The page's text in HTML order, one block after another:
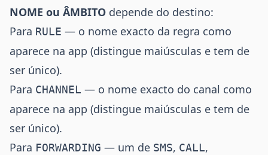
NOME ou ÂMBITO depende do destino:
Para RULE — o nome exacto da regra como
aparece na app (distingue maiúsculas e tem de
ser único).
Para CHANNEL — o nome exacto do canal como
aparece na app (distingue maiúsculas e tem de
ser único).
Para FORWARDING — um de SMS, CALL,